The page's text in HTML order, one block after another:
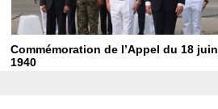
Commémoration de l’Appel du 18 juin
1940